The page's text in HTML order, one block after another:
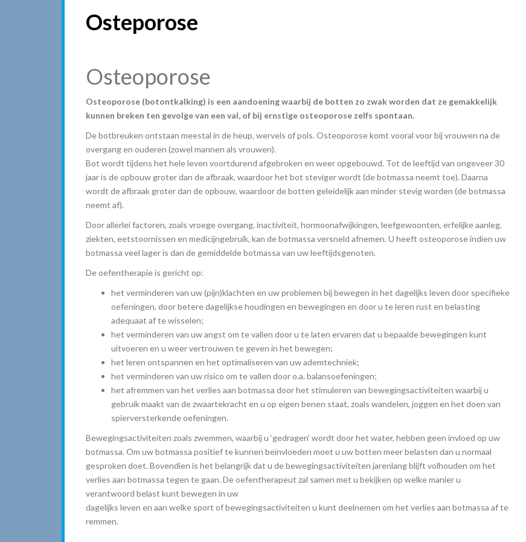
Osteporose
Osteoporose
Osteoporose (botontkalking) is een aandoening waarbij de botten zo zwak worden dat ze gemakkelijk
kunnen breken ten gevolge van een val, of bij ernstige osteoporose zelfs spontaan.
De botbreuken ontstaan meestal in de heup, wervels of pols. Osteoporose komt vooral voor bij vrouwen na de
overgang en ouderen (zowel mannen als vrouwen).
Bot wordt tijdens het hele leven voortdurend afgebroken en weer opgebouwd. Tot de leeftijd van ongeveer 30
jaar is de opbouw groter dan de afbraak, waardoor het bot steviger wordt (de botmassa neemt toe). Daarna
wordt de afbraak groter dan de opbouw, waardoor de botten geleidelijk aan minder stevig worden (de botmassa
neemt af).
Door allerlei factoren, zoals vroege overgang, inactiviteit, hormoonafwijkingen, leefgewoonten, erfelijke aanleg,
ziekten, eetstoornissen en medicijngebruik, kan de botmassa versneld afnemen. U heeft osteoporose indien uw
botmassa veel lager is dan de gemiddelde botmassa van uw leeftijdsgenoten.
De oefentherapie is gericht op:
het verminderen van uw (pijn)klachten en uw problemen bij bewegen in het dagelijks leven door specifieke
oefeningen, door betere dagelijkse houdingen en bewegingen en door u te leren rust en belasting
adequaat af te wisselen;
het verminderen van uw angst om te vallen door u te laten ervaren dat u bepaalde bewegingen kunt
uitvoeren en u weer vertrouwen te geven in het bewegen;
het leren ontspannen en het optimaliseren van uw ademtechniek;
het verminderen van uw risico om te vallen door o.a. balansoefeningen;
het afremmen van het verlies aan botmassa door het stimuleren van bewegingsactiviteiten waarbij u
gebruik maakt van de zwaartekracht en u op eigen benen staat, zoals wandelen, joggen en het doen van
spierversterkende oefeningen.
Bewegingsactiviteiten zoals zwemmen, waarbij u ‘gedragen’ wordt door het water, hebben geen invloed op uw
botmassa. Om uw botmassa positief te kunnen beïnvloeden moet u uw botten meer belasten dan u normaal
gesproken doet. Bovendien is het belangrijk dat u de bewegingsactiviteiten jarenlang blijft volhouden om het
verlies aan botmassa tegen te gaan. De oefentherapeut zal samen met u bekijken op welke manier u
verantwoord belast kunt bewegen in uw
dagelijks leven en aan welke sport of bewegingsactiviteiten u kunt deelnemen om het verlies aan botmassa af te
remmen.